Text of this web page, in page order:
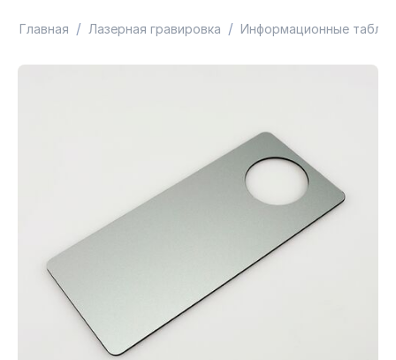
Главная / Лазерная гравировка / Информационные